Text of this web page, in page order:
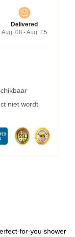
Delivered
Aug. 08 - Aug. 15
niet wordt
for-you shower